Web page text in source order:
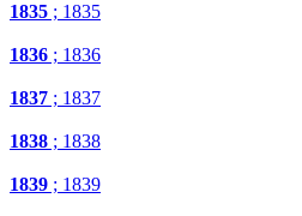
1835 ; 1835
1836 ; 1836
1837 ; 1837
1838 ; 1838
1839 ; 1839